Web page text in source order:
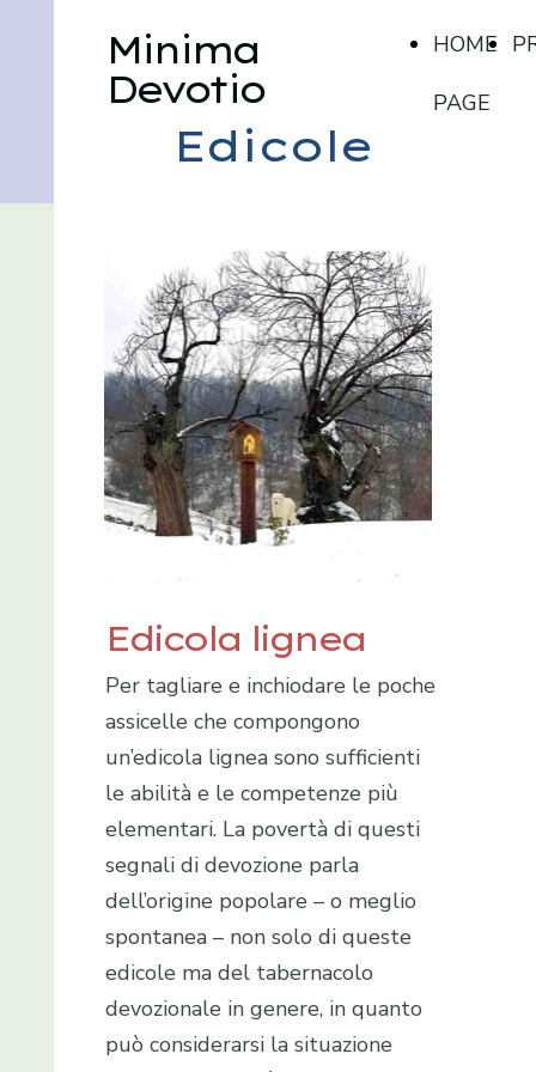
HOME
PAGE
Minima
Devotio
Edicole
Edicola lignea
Per tagliare e inchiodare le poche
assicelle che compongono
un’edicola lignea sono sufficienti
le abilità e le competenze più
elementari. La povertà di questi
segnali di devozione parla
dell’origine popolare – o meglio
spontanea – non solo di queste
edicole ma del tabernacolo
devozionale in genere, in quanto
può considerarsi la situazione